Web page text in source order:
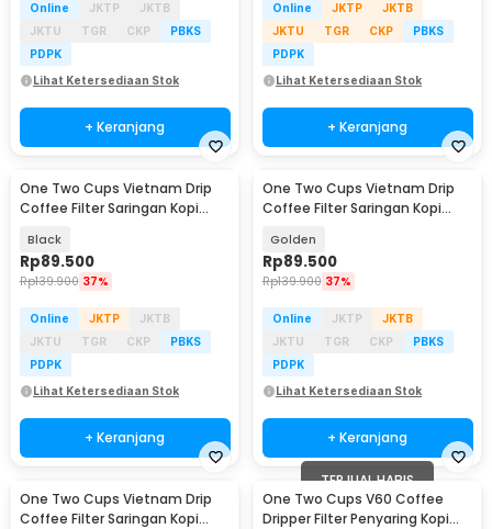
Online JKTP
JKTB
JKTU
TGR CKP
PBKS
PDPK
Lihat Ketersediaan Stok
+ Keranjang
Online JKTP
JKTB
JKTU
TGR CKP
PBKS
PDPK
Lihat Ketersediaan Stok
+ Keranjang
One Two Cups Vietnam Drip
Coffee Filter Saringan Kopi
Black
Rp89.500
Rp139.900 37%
Online JKTP
JKTB
JKTU
TGR CKP
PBKS
PDPK
Lihat Ketersediaan Stok
+ Keranjang
One Two Cups Vietnam Drip
Coffee Filter Saringan Kopi
Golden
Rp89.500
Rp139.900 37%
Online JKTP
JKTB
JKTU
TGR CKP
PBKS
PDPK
Lihat Ketersediaan Stok
+ Keranjang
One Two Cups Vietnam Drip
Coffee Filter Saringan Kopi
TERJUAL HABIS
One Two Cups V60 Coffee
Dripper Filter Penyaring Kopi